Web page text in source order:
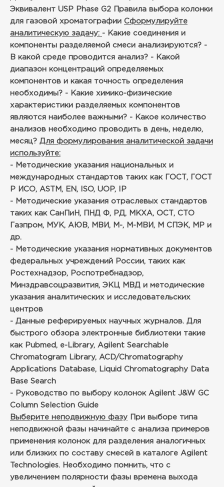
Эквивалент USP Phase G2
Правила выбора колонки
для газовой хроматографии Сформулируйте
аналитическую задачу: - Какие соединения и
компоненты разделяемой смеси анализируются? -
В какой среде проводится анализ? - Какой
диапазон концентраций определяемых
компонентов и какая точность определения
необходимы? - Какие химико-физические
характеристики разделяемых компонентов
являются наиболее важными? - Какое количество
анализов необходимо проводить в день, неделю,
месяц? Для формулирования аналитической задачи
используйте:
- Методические указания национальных и
международных стандартов таких как ГОСТ, ГОСТ
Р ИСО, ASTM, EN, ISO, UOP, IP
- Методические указания отраслевых стандартов
таких как СанПиН, ПНД Ф, РД, МКХА, ОСТ, СТО
Газпром, МУК, АЮВ, МВИ, М-, М-МВИ, М СПЭК, МР и
др.
- Методические указания нормативных документов
федеральных учреждений России, таких как
Ростехнадзор, Роспотребнадзор,
Минздравсоцразвития, ЭКЦ МВД и методические
указания аналитических и исследовательских
центров
- Данные реферируемых научных журналов. Для
быстрого обзора электронные библиотеки такие
как Pubmed, e-Library, Agilent Searchable
Chromatogram Library, ACD/Chromatography
Applications Database, Liquid Chromatography Data
Base Search
- Руководство по выбору колонок Agilent J&W GC
Column Selection Guide
Выберите неподвижную фазу При выборе типа
неподвижной фазы начинайте с анализа примеров
применения колонок для разделения аналогичных
или близких по составу смесей в каталоге Agilent
Technologies. Необходимо помнить, что с
увеличением полярности фазы времена выхода